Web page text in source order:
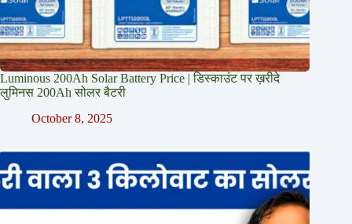
Luminous 200Ah Solar Battery Price​ | डिस्काउंट पर ख़रीदे
लुमिनस 200Ah सोलर बैटरी
October 8, 2025